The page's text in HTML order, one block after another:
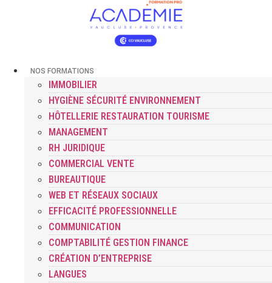
NOS FORMATIONS
IMMOBILIER
HYGIÈNE SÉCURITÉ ENVIRONNEMENT
HÔTELLERIE RESTAURATION TOURISME
MANAGEMENT
RH JURIDIQUE
COMMERCIAL VENTE
BUREAUTIQUE
WEB ET RÉSEAUX SOCIAUX
EFFICACITÉ PROFESSIONNELLE
COMMUNICATION
COMPTABILITÉ GESTION FINANCE
CRÉATION D’ENTREPRISE
LANGUES